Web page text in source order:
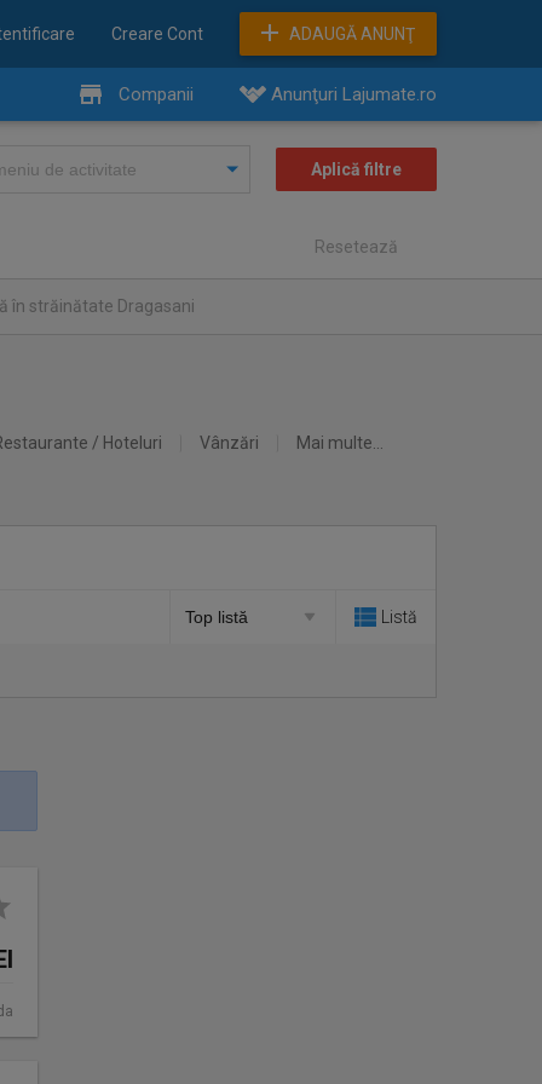
Creare Cont ADAUGĂ ANUNŢ
Companii Anunţuri Lajumate.ro
Resetează
în străinătate Dragasani
/ Hoteluri Vânzări Mai multe...
Listă